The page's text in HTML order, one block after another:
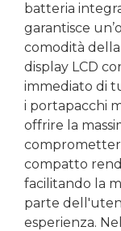
batteria
garantisce
comodità
display LCD
immediato di
i portapacchi
offrire la
compatto
facilitando la
parte
esperienza.